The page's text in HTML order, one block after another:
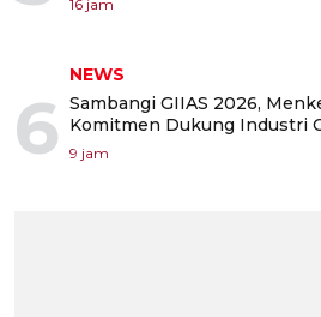
16 jam
6
NEWS
Sambangi GIIAS 2026,
Komitmen Dukung Industri
9 jam